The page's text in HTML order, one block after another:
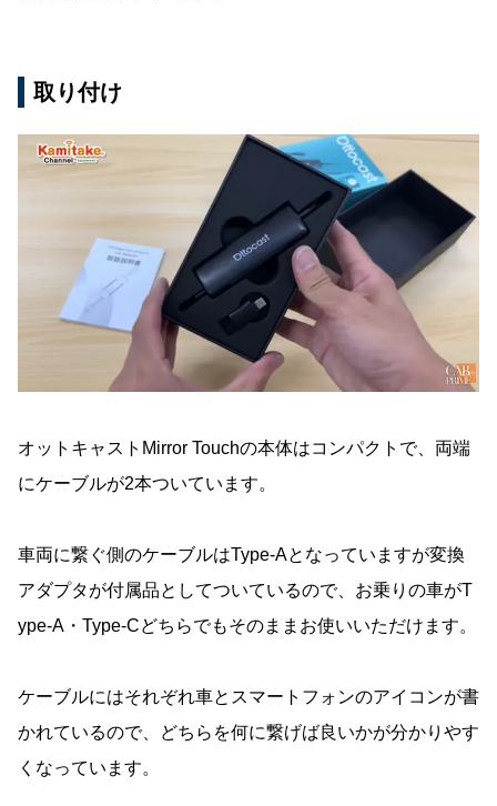
取り付け
オットキャストMirror Touchの本体はコンパクトで、両端
にケーブルが2本ついています。
車両に繋ぐ側のケーブルはType-Aとなっていますが変換
アダプタが付属品としてついているので、お乗りの車がT
ype-A・Type-Cどちらでもそのままお使いいただけます。
ケーブルにはそれぞれ車とスマートフォンのアイコンが書
かれているので、どちらを何に繋げば良いかが分かりやす
くなっています。